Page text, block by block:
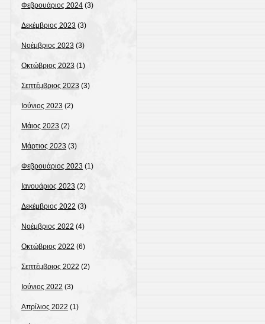
Φεβρουάριος 2024 (3)
Δεκέμβριος 2023 (3)
Νοέμβριος 2023 (3)
Οκτώβριος 2023 (1)
Σεπτέμβριος 2023 (3)
Ιούνιος 2023 (2)
Μάιος 2023 (2)
Μάρτιος 2023 (3)
Φεβρουάριος 2023 (1)
Ιανουάριος 2023 (2)
Δεκέμβριος 2022 (3)
Νοέμβριος 2022 (4)
Οκτώβριος 2022 (6)
Σεπτέμβριος 2022 (2)
Ιούνιος 2022 (3)
Απρίλιος 2022 (1)